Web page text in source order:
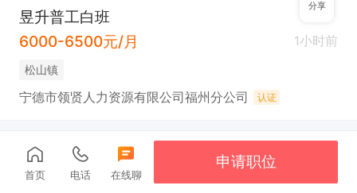
昱升普工白班
6000-6500元/月
1小时前
松山镇
宁德市领贤人力资源有限公司福州分公司 认证
分享
首页 电话 在线聊
申请职位